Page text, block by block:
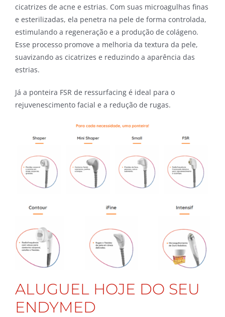
cicatrizes de acne e estrias. Com suas microagulhas finas
e esterilizadas, ela penetra na pele de forma controlada,
estimulando a regeneração e a produção de colágeno.
Esse processo promove a melhoria da textura da pele,
suavizando as cicatrizes e reduzindo a aparência das
estrias.
Já a ponteira FSR de ressurfacing é ideal para o
rejuvenescimento facial e a redução de rugas.
ALUGUEL HOJE DO SEU
ENDYMED